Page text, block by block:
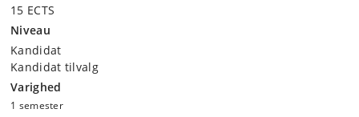
15 ECTS
Niveau
Kandidat
Kandidat tilvalg
Varighed
1 semester